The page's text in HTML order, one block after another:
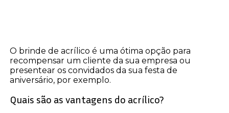
O brinde de acrílico é uma ótima opção para
recompensar um cliente da sua empresa ou
presentear os convidados da sua festa de
aniversário, por exemplo.
Quais são as vantagens do acrílico?